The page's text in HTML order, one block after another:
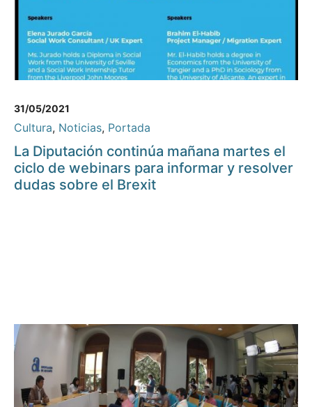
31/05/2021
Cultura, Noticias, Portada
La Diputación continúa mañana martes el
ciclo de webinars para informar y resolver
dudas sobre el Brexit